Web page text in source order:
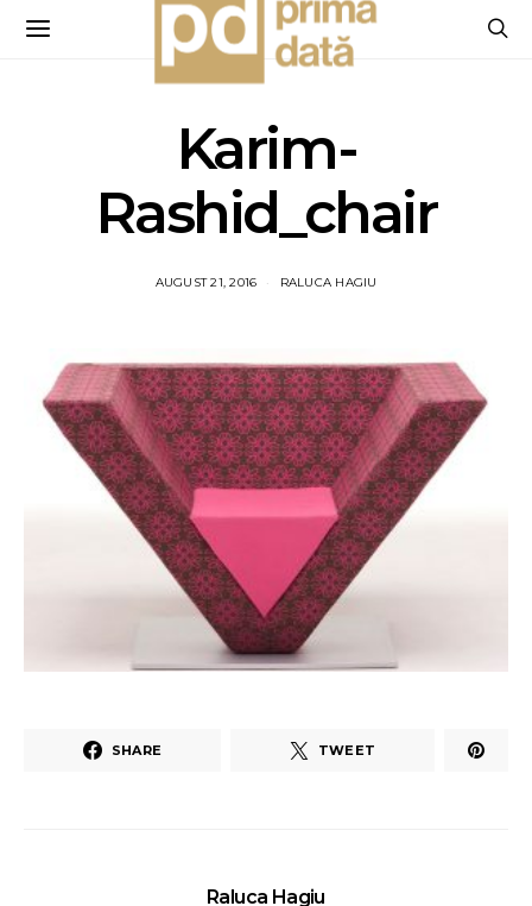
Karim-
Rashid_chair
AUGUST 21, 2016 RALUCA HAGIU
SHARE TWEET
Raluca Hagiu